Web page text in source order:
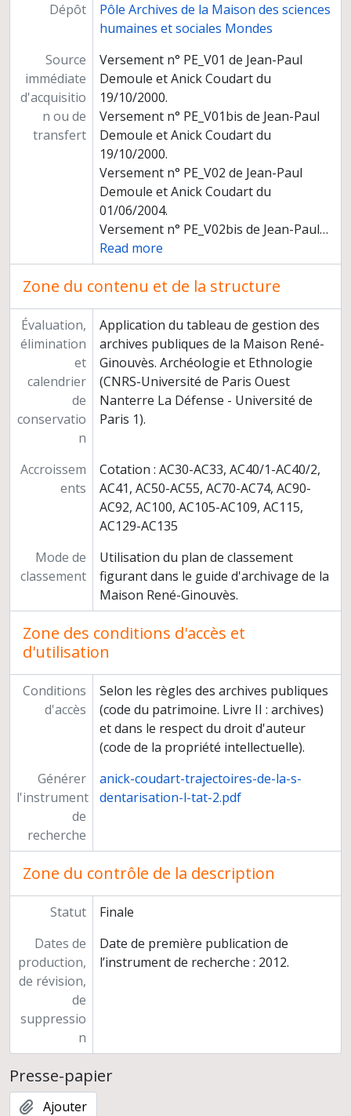
Dépôt
Pôle Archives de la Maison des sciences
humaines et sociales Mondes
Source
immédiate
d'acquisitio
n ou de
transfert
Versement n° PE_V01 de Jean-Paul
Demoule et Anick Coudart du
19/10/2000.
Versement n° PE_V01bis de Jean-Paul
Demoule et Anick Coudart du
19/10/2000.
Versement n° PE_V02 de Jean-Paul
Demoule et Anick Coudart du
01/06/2004.
Versement n° PE_V02bis de Jean-Paul…
Read more
Zone du contenu et de la structure
Évaluation,
élimination
et
calendrier
de
conservatio
n
Application du tableau de gestion des
archives publiques de la Maison René-
Ginouvès. Archéologie et Ethnologie
(CNRS-Université de Paris Ouest
Nanterre La Défense - Université de
Paris 1).
Accroissem
ents
Cotation : AC30-AC33, AC40/1-AC40/2,
AC41, AC50-AC55, AC70-AC74, AC90-
AC92, AC100, AC105-AC109, AC115,
AC129-AC135
Mode de
classement
Utilisation du plan de classement
figurant dans le guide d'archivage de la
Maison René-Ginouvès.
Zone des conditions d'accès et
d'utilisation
Conditions
d'accès
Selon les règles des archives publiques
(code du patrimoine. Livre II : archives)
et dans le respect du droit d'auteur
(code de la propriété intellectuelle).
Générer
l'instrument
de
recherche
anick-coudart-trajectoires-de-la-s-
dentarisation-l-tat-2.pdf
Zone du contrôle de la description
Statut
Finale
Dates de
production,
de révision,
de
suppressio
n
Date de première publication de
l’instrument de recherche : 2012.
Presse-papier
Ajouter